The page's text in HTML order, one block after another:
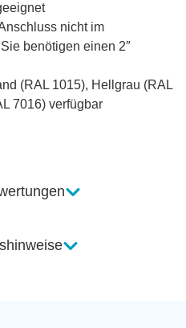
nicht im
benötigen einen 2″
(RAL 1015), Hellgrau (RAL
7016) verfügbar